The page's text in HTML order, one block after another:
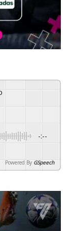
-:--
Powered By GSpeech